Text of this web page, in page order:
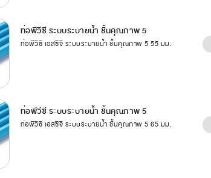
ท่อพีวีซี ระบบระบายน้ำ ชั้นคุณภาพ 5
ท่อพีวีซี เอสซีจี ระบบระบายน้ำ ชั้นคุณภาพ 5 55 มม.
ท่อพีวีซี ระบบระบายน้ำ ชั้นคุณภาพ 5
ท่อพีวีซี เอสซีจี ระบบระบายน้ำ ชั้นคุณภาพ 5 65 มม.